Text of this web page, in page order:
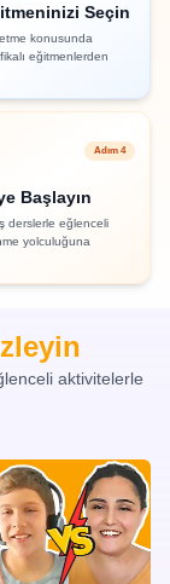
Seçin
konusunda
eğitmenlerden
Adım 4
Başlayın
derslerle eğlenceli
yolculuğuna
aktivitelerle